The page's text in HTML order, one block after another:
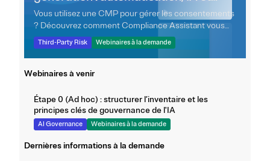
intégrations pour une vision continue
des risques
Vous utilisez une CMP pour gérer les consentements
? Découvrez comment Compliance Assistant vous
permet d'aller plus loin avec un suivi automatisé et
quotidien de la conformité de vos sites web aux
réglementations mondiales. Ce webinar vous
présentera comment identifier, prioriser et corriger
configuration supplémentaire.
Third-Party Risk Webinaires à la demande
Webinaires à venir
Étape 0 (Ad hoc) : structurer l’inventaire et les
principes clés de gouvernance de l'IA
AI Governance Webinaires à la demande
Dernières informations à la demande